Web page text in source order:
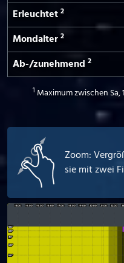
Erleuchtet 2
Mond­alter 2
Ab-/­zunehmend 2
1 Maximum zwischen Sa,
Zoom:
sie mit zwei